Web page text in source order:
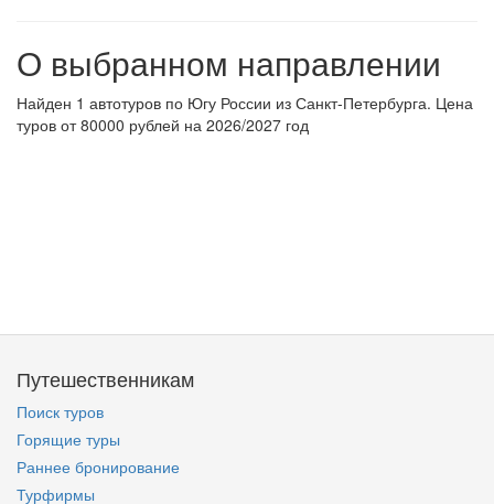
О выбранном направлении
Найден 1 автотуров по Югу России из Санкт-Петербурга. Цена
туров от 80000 рублей на 2026/2027 год
Путешественникам
Поиск туров
Горящие туры
Раннее бронирование
Турфирмы